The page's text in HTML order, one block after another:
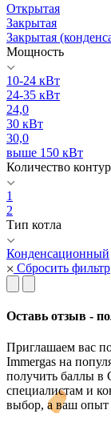
Открытая
Закрытая
Закрытая
Мощность
10-24 кВт
24-35 кВт
24,0
30 кВт
30,0
выше 150 кВт
Количество
1
2
Тип котла
Конденсационный
Сбросить фильтр
Оставь отзыв -
Приглашаем вас
Immergas на
получить баллы в
специалистам и
выбор, а ваш опыт